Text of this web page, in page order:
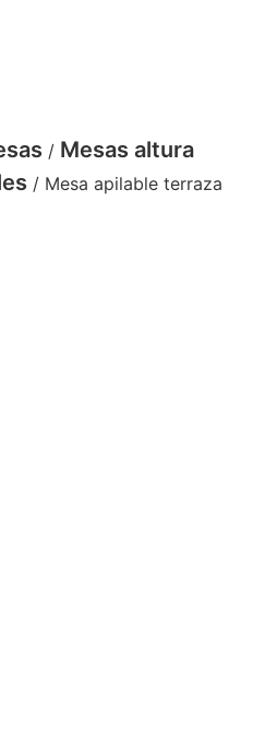
/ Mesas altura
/ Mesa apilable terraza